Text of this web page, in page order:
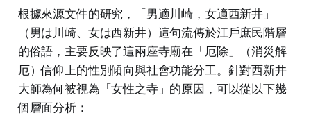
根據來源文件的研究，「男適川崎，女適西新井」
（男は川崎、女は西新井）這句流傳於江戶庶民階層
的俗語，主要反映了這兩座寺廟在「厄除」（消災解
厄）信仰上的性別傾向與社會功能分工。針對西新井
大師為何被視為「女性之寺」的原因，可以從以下幾
個層面分析：